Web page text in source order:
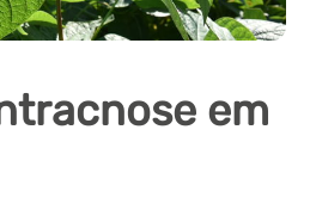
em